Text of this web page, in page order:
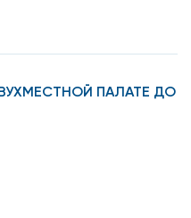
ПАЛАТЕ ДО